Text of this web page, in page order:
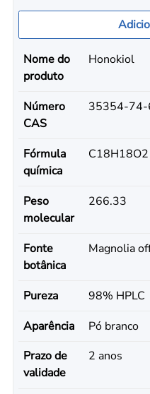
Nome do
produto
Honokiol
Número
CAS
35354-74-
Fórmula
química
C18H18O2
Peso
molecular
266.33
Fonte
botânica
Magnolia
Pureza
98% HPLC
Aparência
Pó branco
Prazo de
validade
2 anos